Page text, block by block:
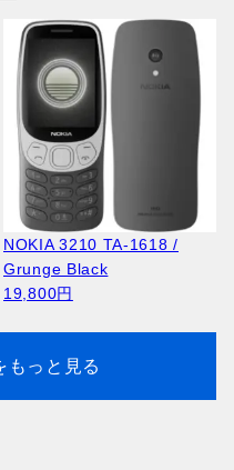
NOKIA 3210 TA-1618 /
Grunge Black
19,800円
もっと見る